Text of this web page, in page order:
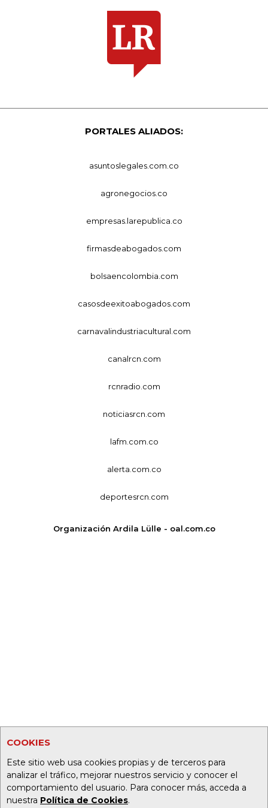
COOKIES
Este sitio web usa cookies propias y de terceros para
analizar el tráfico, mejorar nuestros servicio y conocer el
comportamiento del usuario. Para conocer más, acceda a
nuestra Política de Cookies.
PORTALES ALIADOS:
asuntoslegales.com.co
agronegocios.co
empresas.larepublica.co
firmasdeabogados.com
bolsaencolombia.com
casosdeexitoabogados.com
carnavalindustriacultural.com
canalrcn.com
rcnradio.com
noticiasrcn.com
lafm.com.co
alerta.com.co
deportesrcn.com
Organización Ardila Lülle - oal.com.co